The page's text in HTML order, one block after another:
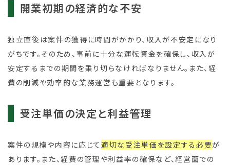
開業初期の経済的な不安
独立直後は案件の獲得に時間がかかり、収入が不安定になり
がちです。そのため、事前に十分な運転資金を確保し、収入が
安定するまでの期間を乗り切らなければなりません。また、経
費の削減や効率的な業務運営も重要となります。
受注単価の決定と利益管理
案件の規模や内容に応じて適切な受注単価を設定する必要が
あります。また、経費の管理や利益率の確保など、経営面での